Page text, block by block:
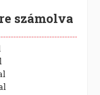
számolva